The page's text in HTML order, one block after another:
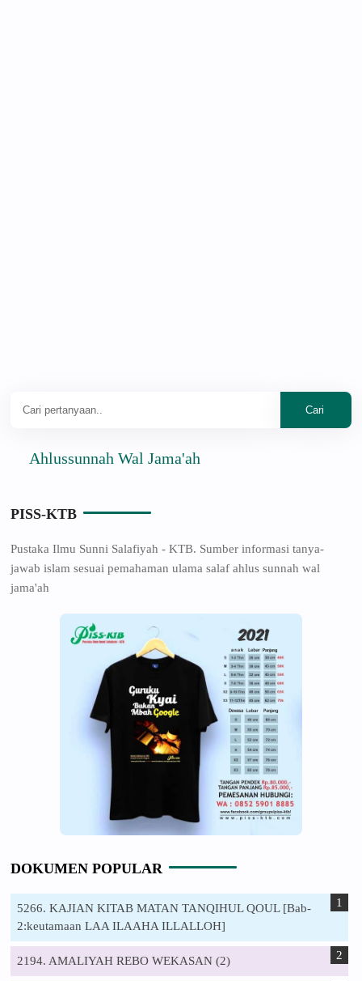
Wal Jama'ah
PISS-KTB
Pustaka Ilmu Sunni Salafiyah - KTB. Sumber informasi tanya-
jawab islam sesuai pemahaman ulama salaf ahlus sunnah wal
jama'ah
DOKUMEN POPULAR
5266. KAJIAN KITAB MATAN TANQIHUL QOUL [Bab-
2:keutamaan LAA ILAAHA ILLALLOH]
2194. AMALIYAH REBO WEKASAN (2)